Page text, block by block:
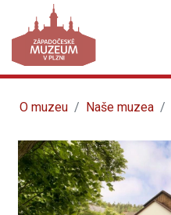
O muzeu Naše muzea